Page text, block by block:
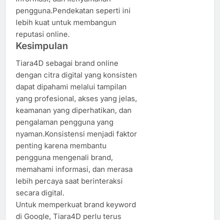
pengguna.Pendekatan seperti ini
lebih kuat untuk membangun
reputasi online.
Kesimpulan
Tiara4D sebagai brand online
dengan citra digital yang konsisten
dapat dipahami melalui tampilan
yang profesional, akses yang jelas,
keamanan yang diperhatikan, dan
pengalaman pengguna yang
nyaman.Konsistensi menjadi faktor
penting karena membantu
pengguna mengenali brand,
memahami informasi, dan merasa
lebih percaya saat berinteraksi
secara digital.
Untuk memperkuat brand keyword
di Google, Tiara4D perlu terus